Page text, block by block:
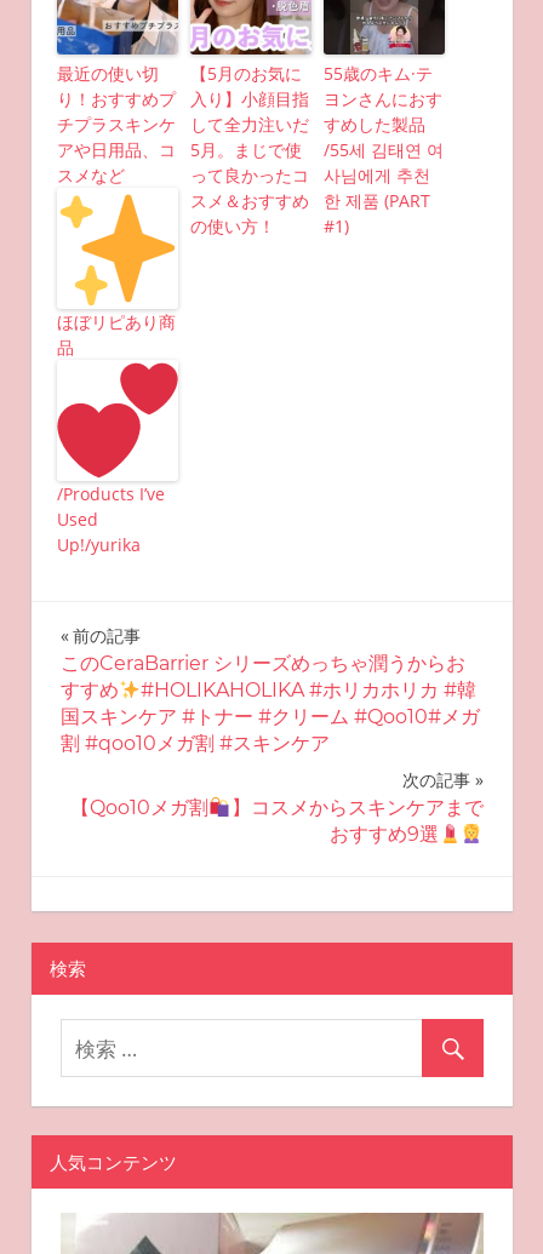
最近の使い切
り！おすすめプ
チプラスキンケ
アや日用品、コ
スメなど
ほぼリピあり商
品
/Products I’ve
Used
Up!/yurika
【5月のお気に
入り】小顔目指
して全力注いだ
5月。まじで使
って良かったコ
スメ＆おすすめ
の使い方！
55歳のキム·テ
ヨンさんにおす
すめした製品
/55세 김태연 여
사님에게 추천
한 제품 (PART
#1)
投
稿
ナ
ビ
シ
ョ
ン
前の記事
このCeraBarrier シリーズめっちゃ潤うからお
すすめ
#HOLIKAHOLIKA #ホリカホリカ #韓
国スキンケア #トナー #クリーム #Qoo10#メガ
割 #qoo10メガ割 #スキンケア
次の記事
【Qoo10メガ割
】コスメからスキンケアまで
おすすめ9選
2025-08-27
miyu
おすすめスキンケア
検索
人気コンテンツ